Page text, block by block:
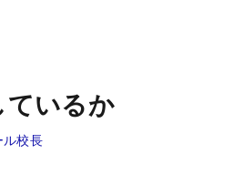
ているか
校長